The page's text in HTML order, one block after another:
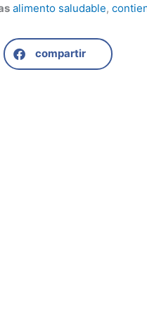
alimento saludable,
compartir